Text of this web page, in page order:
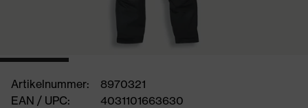
Artikelnummer:
8970321
EAN / UPC:
4031101663630